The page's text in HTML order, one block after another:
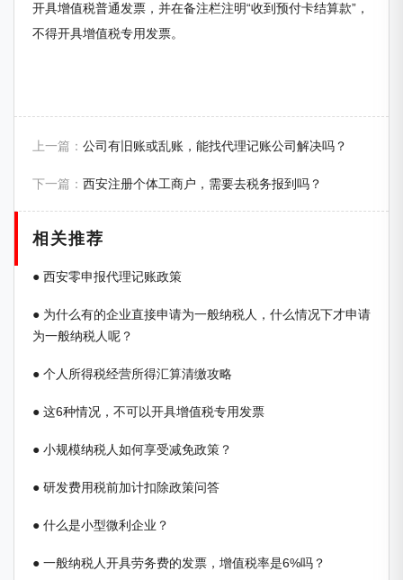
开具增值税普通发票，并在备注栏注明“收到预付卡结算款”，
不得开具增值税专用发票。
上一篇： 公司有旧账或乱账，能找代理记账公司解决吗？
下一篇： 西安注册个体工商户，需要去税务报到吗？
相关推荐
● 西安零申报代理记账政策
● 为什么有的企业直接申请为一般纳税人，什么情况下才申请
为一般纳税人呢？
● 个人所得税经营所得汇算清缴攻略
● 这6种情况，不可以开具增值税专用发票
● 小规模纳税人如何享受减免政策？
● 研发费用税前加计扣除政策问答
● 什么是小型微利企业？
● 一般纳税人开具劳务费的发票，增值税率是6%吗？